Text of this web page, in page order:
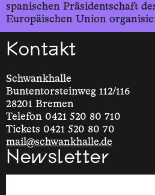
spanischen Präsidentschaft
Europäischen Union
Kontakt
Schwankhalle
Buntentorsteinweg 112/116
28201 Bremen
Telefon 0421 520 80 710
Tickets 0421 520 80 70
mail@schwankhalle.de
Newsletter